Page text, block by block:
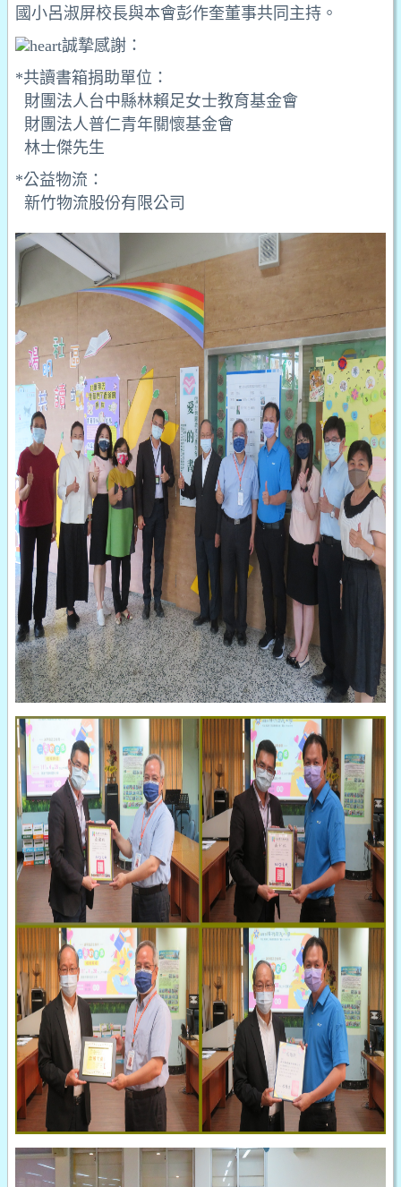
國小呂淑屏校長與本會彭作奎董事共同主持。
誠摯感謝：
*共讀書箱捐助單位：
財團法人台中縣林賴足女士教育基金會
財團法人普仁青年關懷基金會
林士傑先生
*公益物流：
新竹物流股份有限公司